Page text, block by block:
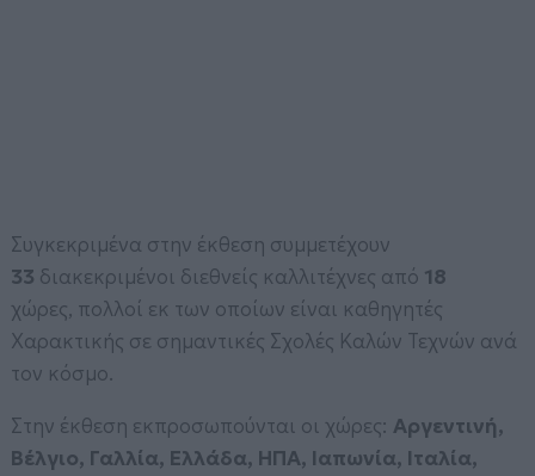
Συγκεκριμένα στην έκθεση συμμετέχουν
33 διακεκριμένοι διεθνείς καλλιτέχνες από 18
χώρες, πολλοί εκ των οποίων είναι καθηγητές
Χαρακτικής σε σημαντικές Σχολές Καλών Τεχνών ανά
τον κόσμο.
Στην έκθεση εκπροσωπούνται οι χώρες: Αργεντινή,
Βέλγιο, Γαλλία, Ελλάδα, ΗΠΑ, Ιαπωνία, Ιταλία,